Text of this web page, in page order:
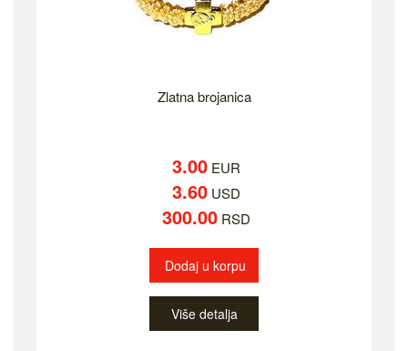
Zlatna brojanica
3.00 EUR
3.60 USD
300.00 RSD
Dodaj u korpu
Više detalja